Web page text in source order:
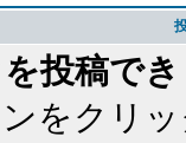
投稿で
をクリ